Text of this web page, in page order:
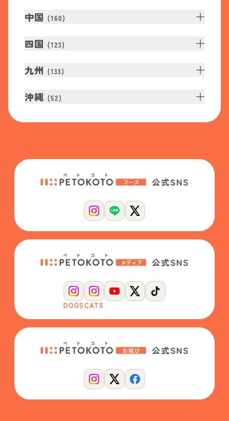
中国 (160)
四国 (123)
九州 (133)
沖縄 (52)
DOGSCATS